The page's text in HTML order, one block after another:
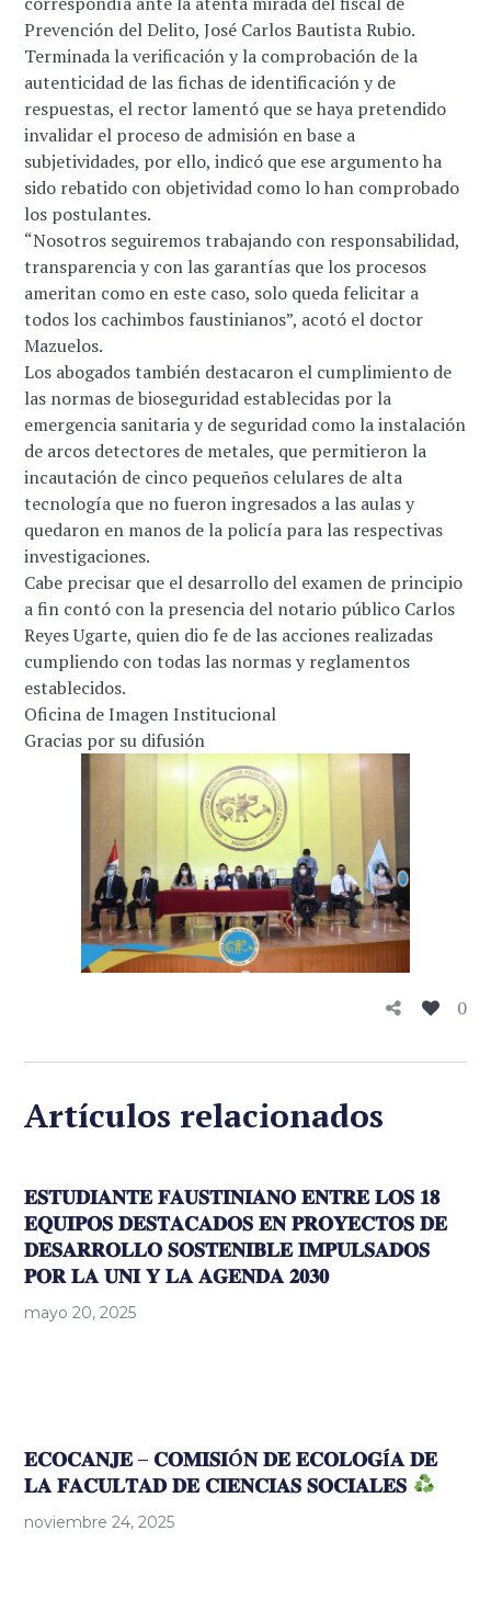
Prevención del Delito, José Carlos Bautista Rubio.
Terminada la verificación y la comprobación de la
autenticidad de las fichas de identificación y de
respuestas, el rector lamentó que se haya pretendido
invalidar el proceso de admisión en base a
subjetividades, por ello, indicó que ese argumento ha
sido rebatido con objetividad como lo han comprobado
los postulantes.
“Nosotros seguiremos trabajando con responsabilidad,
transparencia y con las garantías que los procesos
ameritan como en este caso, solo queda felicitar a
todos los cachimbos faustinianos”, acotó el doctor
Mazuelos.
Los abogados también destacaron el cumplimiento de
las normas de bioseguridad establecidas por la
emergencia sanitaria y de seguridad como la instalación
de arcos detectores de metales, que permitieron la
incautación de cinco pequeños celulares de alta
tecnología que no fueron ingresados a las aulas y
quedaron en manos de la policía para las respectivas
investigaciones.
Cabe precisar que el desarrollo del examen de principio
a fin contó con la presencia del notario público Carlos
Reyes Ugarte, quien dio fe de las acciones realizadas
cumpliendo con todas las normas y reglamentos
establecidos.
Oficina de Imagen Institucional
Gracias por su difusión
0
Artículos relacionados
𝐄𝐒𝐓𝐔𝐃𝐈𝐀𝐍𝐓𝐄 𝐅𝐀𝐔𝐒𝐓𝐈𝐍𝐈𝐀𝐍𝐎 𝐄𝐍𝐓𝐑𝐄 𝐋𝐎𝐒 𝟏𝟖
𝐄𝐐𝐔𝐈𝐏𝐎𝐒 𝐃𝐄𝐒𝐓𝐀𝐂𝐀𝐃𝐎𝐒 𝐄𝐍 𝐏𝐑𝐎𝐘𝐄𝐂𝐓𝐎𝐒 𝐃𝐄
𝐃𝐄𝐒𝐀𝐑𝐑𝐎𝐋𝐋𝐎 𝐒𝐎𝐒𝐓𝐄𝐍𝐈𝐁𝐋𝐄 𝐈𝐌𝐏𝐔𝐋𝐒𝐀𝐃𝐎𝐒
𝐏𝐎𝐑 𝐋𝐀 𝐔𝐍𝐈 𝐘 𝐋𝐀 𝐀𝐆𝐄𝐍𝐃𝐀 𝟐𝟎𝟑𝟎
mayo 20, 2025
𝐄𝐂𝐎𝐂𝐀𝐍𝐉𝐄 – 𝐂𝐎𝐌𝐈𝐒𝐈Ó𝐍 𝐃𝐄 𝐄𝐂𝐎𝐋𝐎𝐆Í𝐀 𝐃𝐄
𝐋𝐀 𝐅𝐀𝐂𝐔𝐋𝐓𝐀𝐃 𝐃𝐄 𝐂𝐈𝐄𝐍𝐂𝐈𝐀𝐒 𝐒𝐎𝐂𝐈𝐀𝐋𝐄𝐒
noviembre 24, 2025